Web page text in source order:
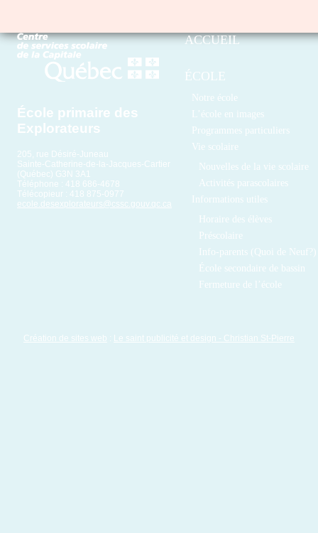
École primaire des
Explorateurs
205, rue Désiré-Juneau
Sainte-Catherine-de-la-Jacques-Cartier
(Québec) G3N 3A1
Téléphone : 418 686-4678
Télécopieur : 418 875-0977
ecole.desexplorateurs@cssc.gouv.qc.ca
ACCUEIL
ÉCOLE
Notre école
L’école en images
Programmes particuliers
Vie scolaire
Nouvelles de la vie scolaire
Activités parascolaires
Informations utiles
Horaire des élèves
Préscolaire
Info-parents (Quoi de Neuf?)
École secondaire de bassin
Fermeture de l’école
Création de sites web : Le saint publicité et design - Christian St-Pierre